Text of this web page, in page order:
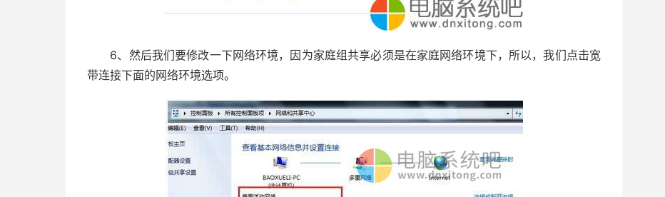
6、然后我们要修改一下网络环境，因为家庭组共享必须是在家庭网络环境下，所以，我们点击宽
带连接下面的网络环境选项。